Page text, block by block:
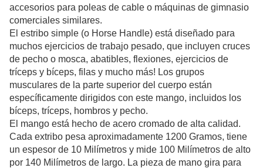
accesorios para poleas de cable o máquinas de gimnasio
comerciales similares.
El estribo simple (o Horse Handle) está diseñado para
muchos ejercicios de trabajo pesado, que incluyen cruces
de pecho o mosca, abatibles, flexiones, ejercicios de
tríceps y bíceps, filas y mucho más! Los grupos
musculares de la parte superior del cuerpo están
específicamente dirigidos con este mango, incluidos los
bíceps, tríceps, hombros y pecho.
El mango está hecho de acero cromado de alta calidad.
Cada extribo pesa aproximadamente 1200 Gramos, tiene
un espesor de 10 Milímetros y mide 100 Milímetros de alto
por 140 Milímetros de largo. La pieza de mano gira para